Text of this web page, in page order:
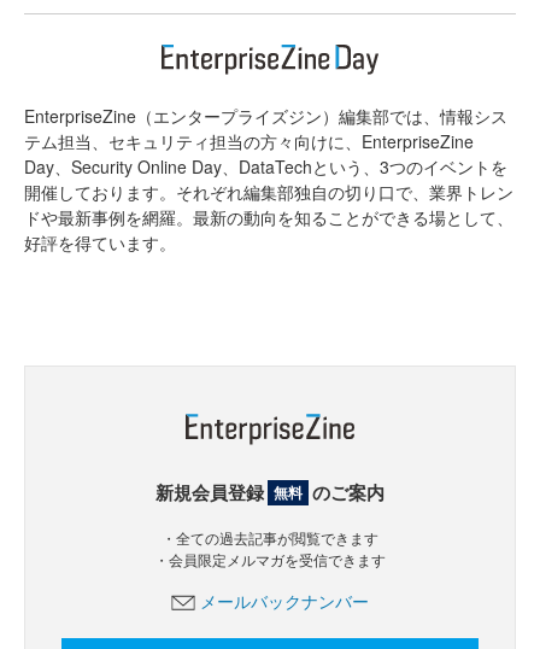
EnterpriseZine（エンタープライズジン）編集部では、情報シス
テム担当、セキュリティ担当の方々向けに、EnterpriseZine
Day、Security Online Day、DataTechという、3つのイベントを
開催しております。それぞれ編集部独自の切り口で、業界トレン
ドや最新事例を網羅。最新の動向を知ることができる場として、
好評を得ています。
新規会員登録 無料 のご案内
・全ての過去記事が閲覧できます
・会員限定メルマガを受信できます
メールバックナンバー